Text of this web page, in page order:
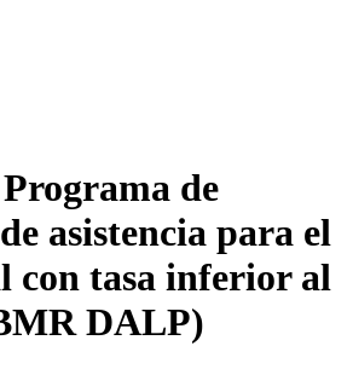
de
asistencia para el
con tasa inferior al
DALP)